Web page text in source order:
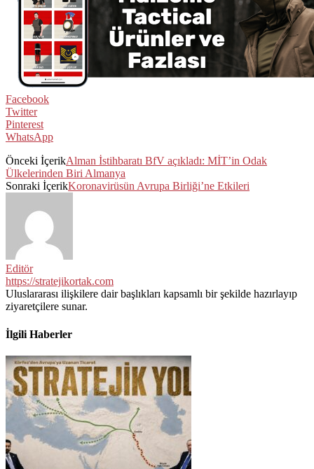
Facebook
Twitter
Pinterest
WhatsApp
Önceki İçerikAlman İstihbaratı BfV açıkladı: MİT’in Odak
Ülkelerinden Biri Almanya
Sonraki İçerikKoronavirüsün Avrupa Birliği’ne Etkileri
Editör
https://stratejikortak.com
Uluslararası ilişkilere dair başlıkları kapsamlı bir şekilde hazırlayıp
ziyaretçilere sunar.
İlgili Haberler